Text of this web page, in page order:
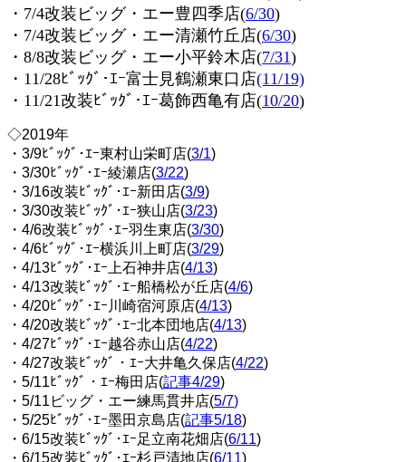
・7/4改装ビッグ・エー豊四季店(6/30)
・7/4改装ビッグ・エー清瀬竹丘店(6/30)
・8/8改装ビッグ・エー小平鈴木店(7/31)
・11/28ﾋﾞｯｸﾞ･ｴｰ富士見鶴瀬東口店(11/19)
・11/21改装ﾋﾞｯｸﾞ･ｴｰ葛飾西亀有店(10/20)
◇2019年
・3/9ﾋﾞｯｸﾞ･ｴｰ東村山栄町店(3/1)
・3/30ﾋﾞｯｸﾞ･ｴｰ綾瀬店(3/22)
・3/16改装ﾋﾞｯｸﾞ･ｴｰ新田店(3/9)
・3/30改装ﾋﾞｯｸﾞ･ｴｰ狭山店(3/23)
・4/6改装ﾋﾞｯｸﾞ･ｴｰ羽生東店(3/30)
・4/6ﾋﾞｯｸﾞ･ｴｰ横浜川上町店(3/29)
・4/13ﾋﾞｯｸﾞ･ｴｰ上石神井店(4/13)
・4/13改装ﾋﾞｯｸﾞ･ｴｰ船橋松が丘店(4/6)
・4/20ﾋﾞｯｸﾞ･ｴｰ川崎宿河原店(4/13)
・4/20改装ﾋﾞｯｸﾞ･ｴｰ北本団地店(4/13)
・4/27ﾋﾞｯｸﾞ･ｴｰ越谷赤山店(4/22)
・4/27改装ﾋﾞｯｸﾞ・ｴｰ大井亀久保店(4/22)
・5/11ﾋﾞｯｸﾞ・ｴｰ梅田店(記事4/29)
・5/11ビッグ・エー練馬貫井店(5/7)
・5/25ﾋﾞｯｸﾞ･ｴｰ墨田京島店(記事5/18)
・6/15改装ﾋﾞｯｸﾞ･ｴｰ足立南花畑店(6/11)
・6/15改装ﾋﾞｯｸﾞ･ｴｰ杉戸清地店(6/11)